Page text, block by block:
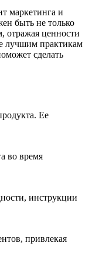
маркетинга и
быть не только
отражая ценности
лучшим практикам
сделать
Ее
во время
инструкции
привлекая